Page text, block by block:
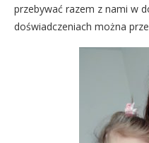
przebywać razem z nami w
doświadczeniach można